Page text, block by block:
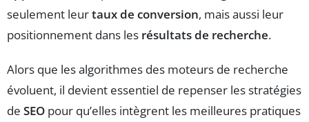
seulement leurtaux de conversion, mais aussi leur
positionnement dans les résultats de recherche.
Alors que les algorithmes des moteurs de recherche
évoluent, il devient essentiel de repenser les stratégies
de SEO pour qu’elles intègrent les meilleures pratiques